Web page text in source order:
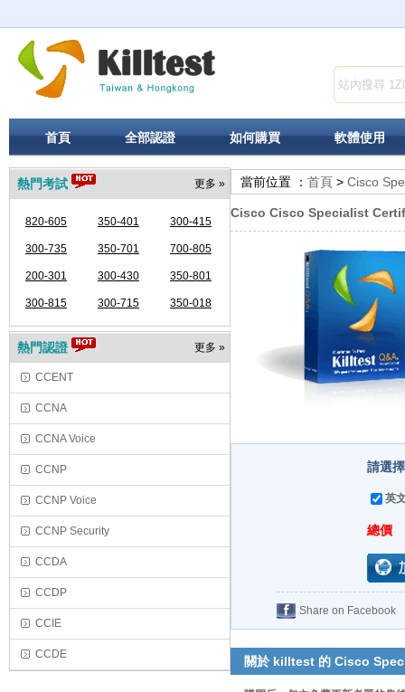
首頁 全部認證 如何購買 軟體使用
更多 »
熱門考試
820-605 350-401 300-415
300-735 350-701 700-805
200-301 300-430 350-801
300-815 300-715 350-018
更多 »
熱門認證
CCENT
CCNA
CCNA Voice
CCNP
CCNP Voice
CCNP Security
CCDA
CCDP
CCIE
CCDE
當前位置 ： 首頁 > Cisco
Cisco Cisco Specialist
請選
英
總價
Share on Facebook
關於 killtest 的 Cisco